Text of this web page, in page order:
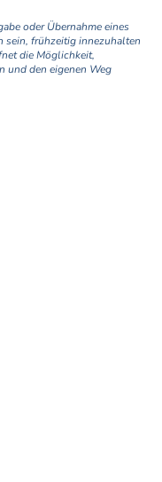
oder Übernahme eines
sein, frühzeitig innezuhalten
die Möglichkeit,
und den eigenen Weg